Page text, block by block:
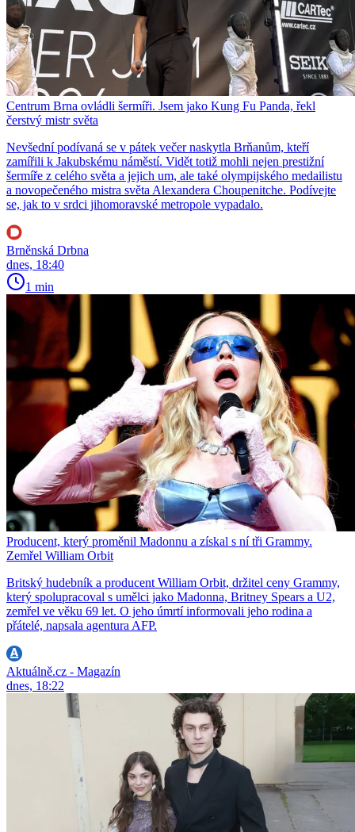
Centrum Brna ovládli šermíři. Jsem jako Kung Fu Panda, řekl
čerstvý mistr světa
Nevšední podívaná se v pátek večer naskytla Brňanům, kteří
zamířili k Jakubskému náměstí. Vidět totiž mohli nejen prestižní
šermíře z celého světa a jejich um, ale také olympijského medailistu
a novopečeného mistra světa Alexandera Choupenitche. Podívejte
se, jak to v srdci jihomoravské metropole vypadalo.
Brněnská Drbna
dnes, 18:40
1 min
Producent, který proměnil Madonnu a získal s ní tři Grammy.
Zemřel William Orbit
Britský hudebník a producent William Orbit, držitel ceny Grammy,
který spolupracoval s umělci jako Madonna, Britney Spears a U2,
zemřel ve věku 69 let. O jeho úmrtí informovali jeho rodina a
přátelé, napsala agentura AFP.
Aktuálně.cz - Magazín
dnes, 18:22